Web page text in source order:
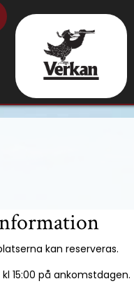
Open
Button
kan reserveras.
15:00 på ankomstdagen.